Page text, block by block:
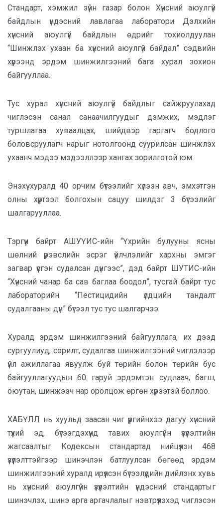
Стандарт, хэмжил зүйн газар болон Хүнсний аюулгүй
байдлын үндэсний лавлагаа лаборатори Дэлхийн
хүнсний аюулгүй байдлын өдрийг тохиолдуулан
“Шинжлэх ухаан ба хүнсний аюулгүй байдал” сэдвийн
хүрээнд эрдэм шинжилгээний бага хурал зохион
байгууллаа.
Тус хурал хүнсний аюулгүй байдлыг сайжруулахад
чиглэсэн санал санаачилгуудыг дэмжих, мэдлэг
туршлагаа хуваалцах, шийдвэр гаргагч бодлого
боловсруулагч нарыг нотолгоонд суурилсан шинжлэх
ухаанч мэдээ мэдээллээр хангах зорилготой юм.
Энэхүү хуралд 40 орчим бүтээлийг хүлээн авч, эмхэтгэн
олны хүртээл болгохын сацуу шилдэг 3 бүтээлийг
шалгарууллаа.
Тэргүүн байрт АШУҮИС-ийн “Үхрийн булууны ясны
шөлний үрэвслийн эсрэг үйлчлэлийг хархны эмгэг
загвар үүсгэн судалсан дүнгээс”, дэд байрт ШУТИС-ийн
“Хүнсний чанар ба сав баглаа боодол”, тусгай байрт тус
лабораторийн “Пестицидийн үлдцийн тандалт
судалгааны дүн” бүтээл тус тус шалгарчээ.
Хуралд эрдэм шинжилгээний байгууллага, их дээд
сургуулиуд, сорилт, судалгаа шинжилгээний чиглэлээр
үйл ажиллагаа явуулж буй төрийн болон төрийн бус
байгууллагуудын 60 гаруй эрдэмтэн судлаач, багш,
оюутан, шинжээч нар оролцож өргөн хүрээтэй боллоо.
ХАБҮЛЛ нь хуульд заасан чиг үүргийнхээ дагуу хүнсний
түүхий эд, бүтээгдэхүүнд тавих аюулгүйн үзүүлэлтийн
жагсаалтыг Кодексын стандартад нийцүүлэн 468
үзүүлэлттэйгээр шинэчлэн батлуулсан бөгөөд эрдэм
шинжилгээний хуралд ирүүлсэн бүтээлүүдийн дийлэнх хувь
нь хүнсний аюулгүйн үзүүлэлтийн үндэсний стандартыг
шинэчлэх, шинэ арга аргачлалыг нэвтрүүлэхэд чиглэсэн